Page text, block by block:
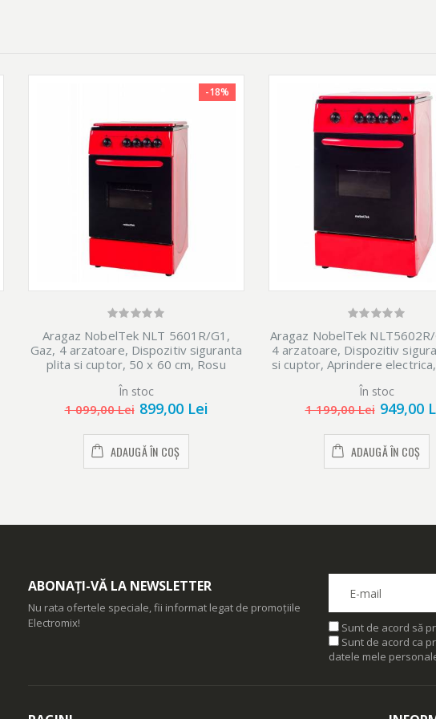
-18%
Aragaz NobelTek NLT 5601R/G1,
Gaz, 4 arzatoare, Dispozitiv siguranta
plita si cuptor, 50 x 60 cm, Rosu
În stoc
1 099,00 Lei 899,00 Lei
ADAUGĂ ÎN COȘ
Aragaz NobelTek
4 arzatoare, Dispozitiv
si cuptor, Aprindere
În stoc
1 199,00 Lei 949,00
ADAUGĂ ÎN COȘ
ABONAȚI-VĂ LA NEWSLETTER
Nu rata ofertele speciale, fii informat legat de promoțiile
Electromix!
Sunt de acord să
Sunt de acord ca
datele mele